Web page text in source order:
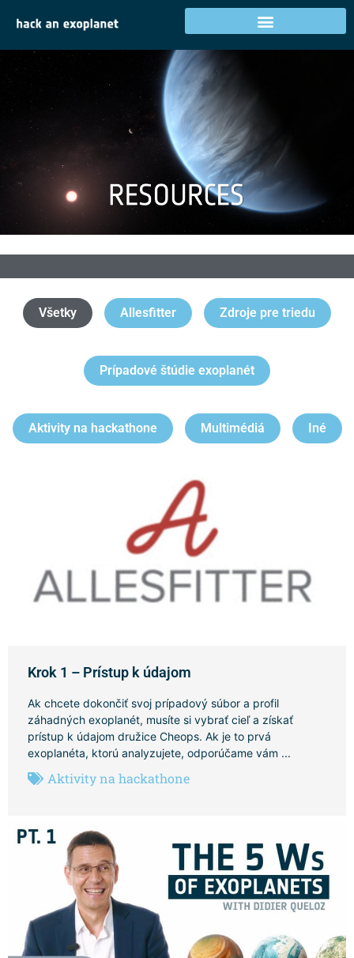
Všetky Allesfitter Zdroje pre triedu
Prípadové štúdie exoplanét
Aktivity na hackathone Multimédiá Iné
Krok 1 – Prístup k údajom
Ak chcete dokončiť svoj prípadový súbor a profil
záhadných exoplanét, musíte si vybrať cieľ a získať
prístup k údajom družice Cheops. Ak je to prvá
exoplanéta, ktorú analyzujete, odporúčame vám ...
Aktivity na hackathone